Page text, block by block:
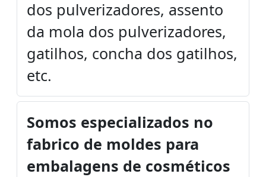
dos pulverizadores, assento
da mola dos pulverizadores,
gatilhos, concha dos gatilhos,
etc.
Somos especializados no
fabrico de moldes para
embalagens de cosméticos